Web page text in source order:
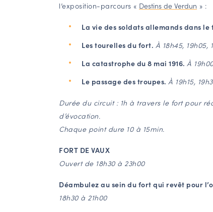
l’exposition-parcours « Destins de Verdun » :
La vie des soldats allemands dans le
Les tourelles du fort. À 18h45, 19h05,
La catastrophe du 8 mai 1916. À
Le passage des troupes. À 19h15,
Durée du circuit : 1h à travers le fort pour
d’évocation.
Chaque point dure 10 à 15min.
FORT DE VAUX
Ouvert de 18h30 à 23h00
Déambulez au sein du fort qui revêt pour
18h30 à 21h00